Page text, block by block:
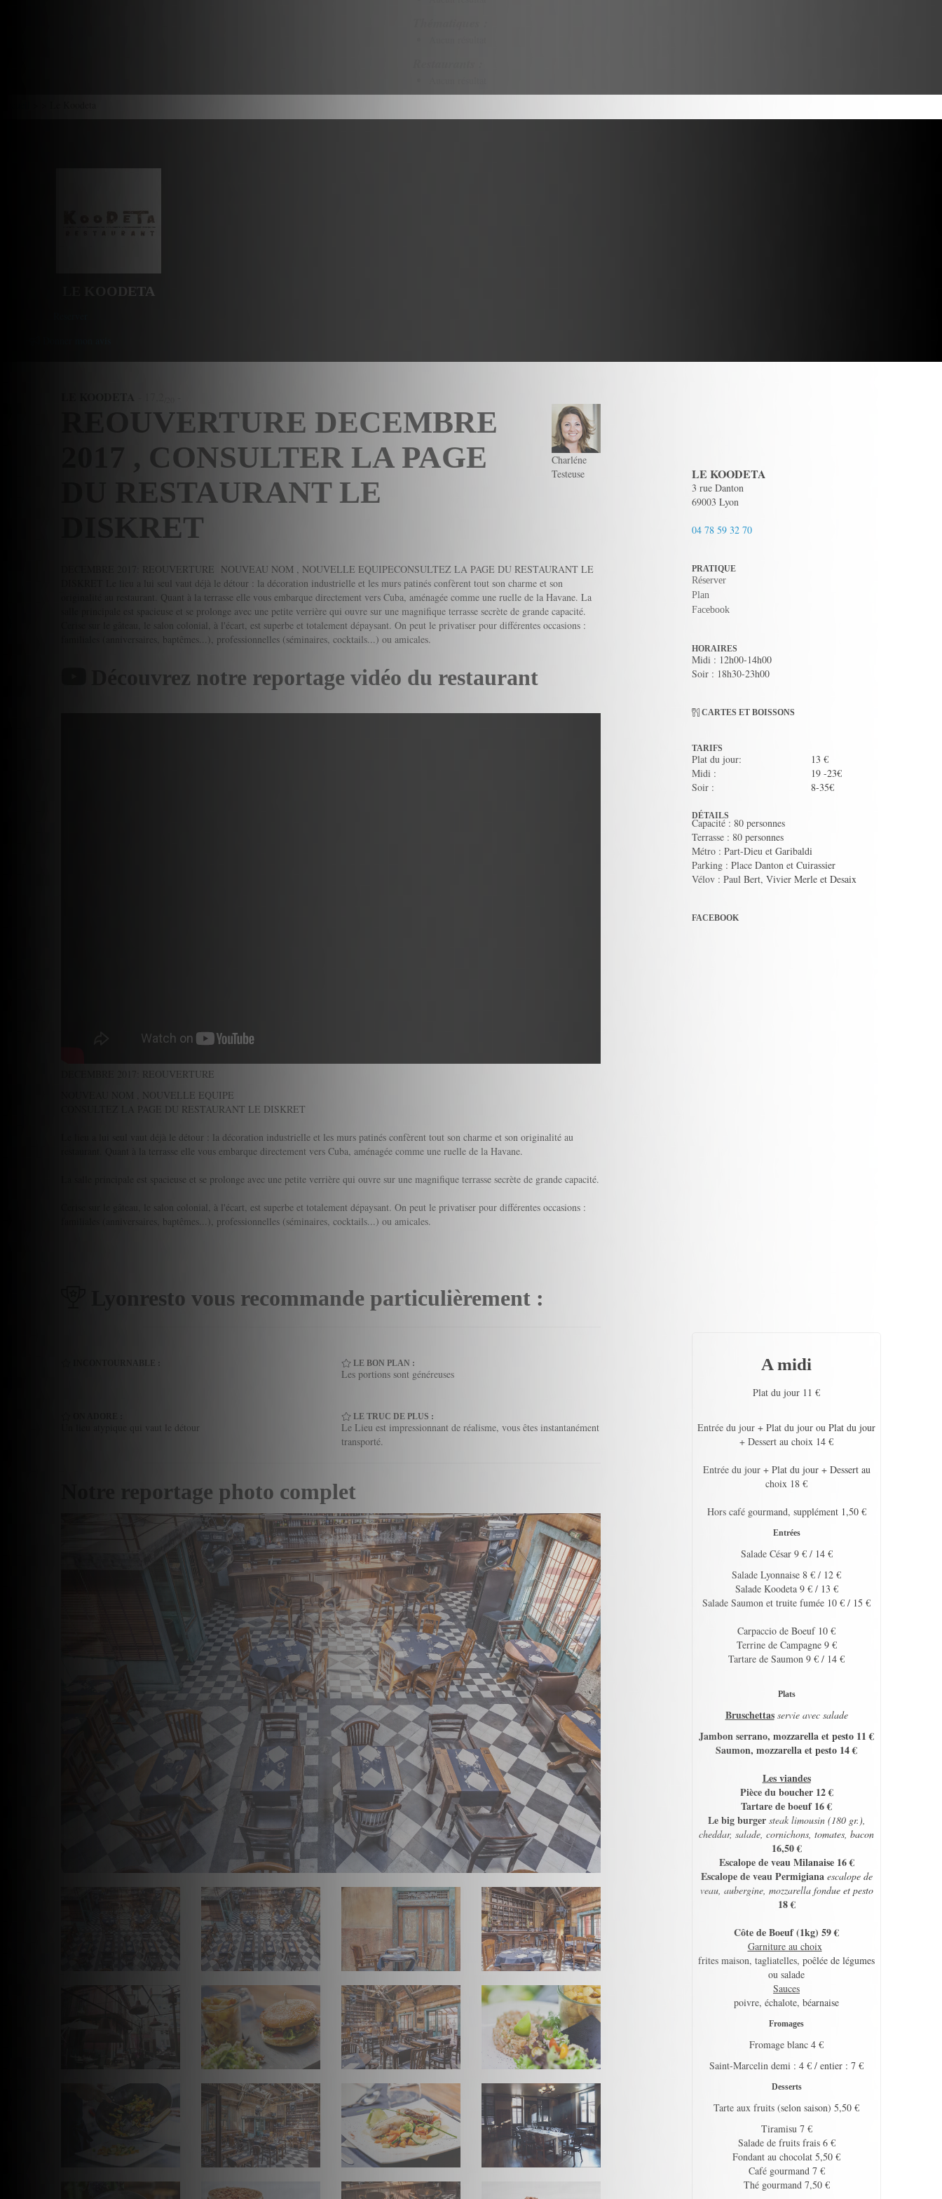
LE KOODETA
REOUVERTURE DECEMBRE
2017 , CONSULTER LA PAGE
DU RESTAURANT LE
DISKRET
Charléne
Testeuse
DECEMBRE 2017: REOUVERTURE NOUVEAU NOM , NOUVELLE EQUIPECONSULTEZ LA PAGE DU RESTAURANT LE
DISKRET Le lieu a lui seul vaut déjà le détour : la décoration industrielle et les murs patinés confèrent tout son charme et son
originalité au restaurant. Quant à la terrasse elle vous embarque directement vers Cuba, aménagée comme une ruelle de la Havane. La
salle principale est spacieuse et se prolonge avec une petite verrière qui ouvre sur une magnifique terrasse secrète de grande capacité.
Cerise sur le gâteau, le salon colonial, à l'écart, est superbe et totalement dépaysant. On peut le privatiser pour différentes occasions :
familiales (anniversaires, baptêmes...), professionnelles (séminaires, cocktails...) ou amicales.
Découvrez notre reportage vidéo du restaurant
DECEMBRE 2017: REOUVERTURE
NOUVEAU NOM , NOUVELLE EQUIPE
CONSULTEZ LA PAGE DU RESTAURANT LE DISKRET
Le lieu a lui seul vaut déjà le détour : la décoration industrielle et les murs patinés confèrent tout son charme et son originalité au
restaurant. Quant à la terrasse elle vous embarque directement vers Cuba, aménagée comme une ruelle de la Havane.
La salle principale est spacieuse et se prolonge avec une petite verrière qui ouvre sur une magnifique terrasse secrète de grande capacité.
Cerise sur le gâteau, le salon colonial, à l'écart, est superbe et totalement dépaysant. On peut le privatiser pour différentes occasions :
familiales (anniversaires, baptêmes...), professionnelles (séminaires, cocktails...) ou amicales.
Lyonresto vous recommande particulièrement :
Un lieu atypique qui vaut le détour
LE BON PLAN :
Les portions sont généreuses
LE TRUC DE PLUS :
Le Lieu est impressionnant de réalisme, vous êtes instantanément
transporté.
Notre reportage photo complet
LE KOODETA
3 rue Danton
69003 Lyon
04 78 59 32 70
PRATIQUE
Réserver
Plan
Facebook
HORAIRES
Midi : 12h00-14h00
Soir : 18h30-23h00
CARTES ET BOISSONS
TARIFS
Plat du jour:
Midi :
Soir :
13 €
19 -23€
8-35€
DÉTAILS
Capacité : 80 personnes
Terrasse : 80 personnes
Métro : Part-Dieu et Garibaldi
Parking : Place Danton et Cuirassier
Vélov : Paul Bert, Vivier Merle et Desaix
FACEBOOK
A midi
Plat du jour 11 €
Entrée du jour + Plat du jour ou Plat du jour
+ Dessert au choix 14 €
Entrée du jour + Plat du jour + Dessert au
choix 18 €
Hors café gourmand, supplément 1,50 €
Entrées
Salade César 9 € / 14 €
Salade Lyonnaise 8 € / 12 €
Salade Koodeta 9 € / 13 €
Salade Saumon et truite fumée 10 € / 15 €
Carpaccio de Boeuf 10 €
Terrine de Campagne 9 €
Tartare de Saumon 9 € / 14 €
Plats
Bruschettas servie avec salade
Jambon serrano, mozzarella et pesto 11 €
Saumon, mozzarella et pesto 14 €
Les viandes
Pièce du boucher 12 €
Tartare de boeuf 16 €
Le big burger steak limousin (180 gr.),
cheddar, salade, cornichons, tomates, bacon
16,50 €
Escalope de veau Milanaise 16 €
Escalope de veau Permigiana escalope de
veau, aubergine, mozzarella fondue et pesto
18 €
Côte de Boeuf (1kg) 59 €
Garniture au choix
frites maison, tagliatelles, poêlée de légumes
ou salade
Sauces
poivre, échalote, béarnaise
Fromages
Fromage blanc 4 €
Saint-Marcelin demi : 4 € / entier : 7 €
Desserts
Tarte aux fruits (selon saison) 5,50 €
Tiramisu 7 €
Salade de fruits frais 6 €
Fondant au chocolat 5,50 €
Café gourmand 7 €
Thé gourmand 7,50 €